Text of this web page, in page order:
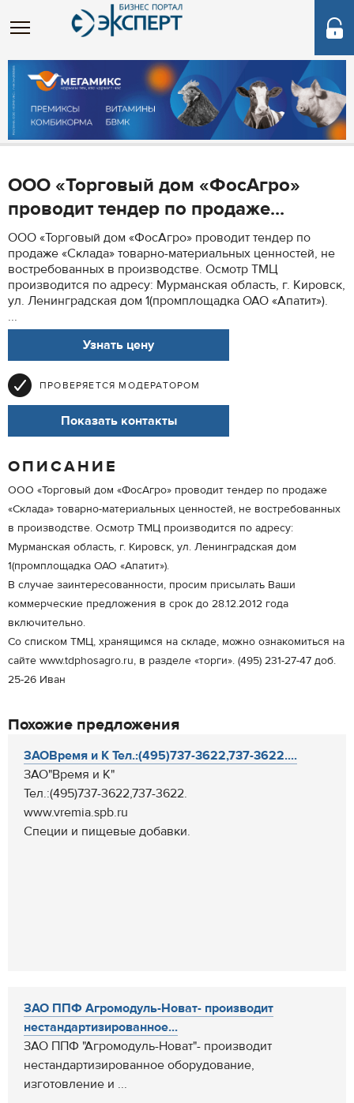
ООО «Торговый дом «ФосАгро»
проводит тендер по продаже...
ООО «Торговый дом «ФосАгро» проводит тендер по
продаже «Склада» товарно-материальных ценностей, не
востребованных в производстве. Осмотр ТМЦ
производится по адресу: Мурманская область, г. Кировск,
ул. Ленинградская дом 1(промплощадка ОАО «Апатит»).
...
Узнать цену
ПРОВЕРЯЕТСЯ МОДЕРАТОРОМ
Показать контакты
ОПИСАНИЕ
ООО «Торговый дом «ФосАгро» проводит тендер по продаже
«Склада» товарно-материальных ценностей, не востребованных
в производстве. Осмотр ТМЦ производится по адресу:
Мурманская область, г. Кировск, ул. Ленинградская дом
1(промплощадка ОАО «Апатит»).
В случае заинтересованности, просим присылать Ваши
коммерческие предложения в срок до 28.12.2012 года
включительно.
Со списком ТМЦ, хранящимся на складе, можно ознакомиться на
сайте www.tdphosagro.ru, в разделе «торги». (495) 231-27-47 доб.
25-26 Иван
Похожие предложения
ЗАОВремя и К Тел.:(495)737-3622,737-3622....
ЗАО"Время и К"
Тел.:(495)737-3622,737-3622.
www.vremia.spb.ru
Специи и пищевые добавки.
ЗАО ППФ Агромодуль-Новат- производит
нестандартизированное...
ЗАО ППФ "Агромодуль-Новат"- производит
нестандартизированное оборудование,
изготовление и ...